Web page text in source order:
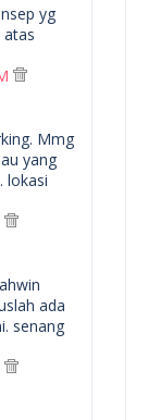
yg
atas
Mmg
yang
lokasi
ada
senang